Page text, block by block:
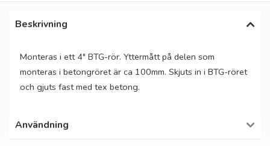
Beskrivning
Monteras i ett 4" BTG-rör. Yttermått på delen som
monteras i betongröret är ca 100mm. Skjuts in i BTG-röret
och gjuts fast med tex betong.
Användning